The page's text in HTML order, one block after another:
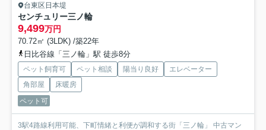
台東区日本堤
センチュリー三ノ輪
9,499万円
70.72㎡ (3LDK) /築22年
日比谷線「三ノ輪」駅 徒歩8分
ペット飼育可 ペット相談 陽当り良好
エレベーター
角部屋
床暖房
ペット可
3駅4路線利用可能、下町情緒と利便が調和する街「三ノ輪」 中古マン